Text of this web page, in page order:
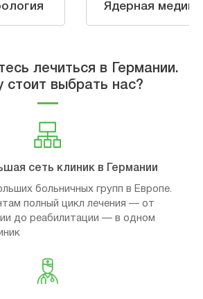
Ядерная
лечиться в Германии.
стоит выбрать нас?
сеть клиник в Германии
больничных групп в Европе.
полный цикл лечения — от
до реабилитации — в одном